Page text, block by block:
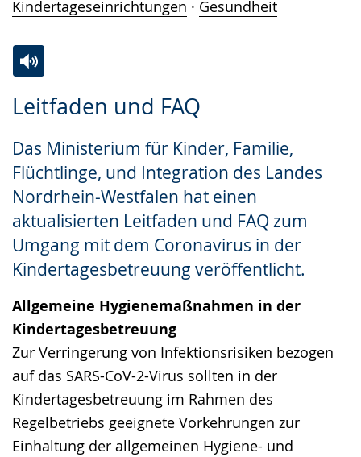
Kindertageseinrichtungen · Gesundheit
Leitfaden und FAQ
Das Ministerium für Kinder, Familie,
Flüchtlinge, und Integration des Landes
Nordrhein-Westfalen hat einen
aktualisierten Leitfaden und FAQ zum
Umgang mit dem Coronavirus in der
Kindertagesbetreuung veröffentlicht.
Allgemeine Hygienemaßnahmen in der
Kindertagesbetreuung
Zur Verringerung von Infektionsrisiken bezogen
auf das SARS-CoV-2-Virus sollten in der
Kindertagesbetreuung im Rahmen des
Regelbetriebs geeignete Vorkehrungen zur
Einhaltung der allgemeinen Hygiene- und
Leichten
wechseln.
Audio-
Video
Deutscher
Gebärdensprache
wird
angezeigt.